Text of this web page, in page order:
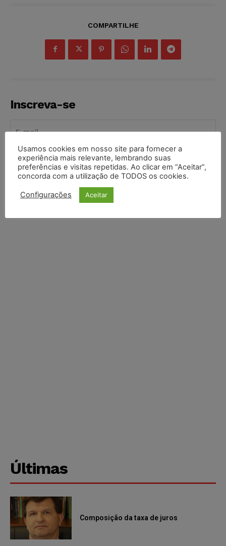
COMPARTILHE
Inscreva-se
INSCREVER
Últimas
Composição da taxa de juros
Usamos cookies em nosso site para fornecer a
experiência mais relevante, lembrando suas
preferências e visitas repetidas. Ao clicar em “Aceitar”,
concorda com a utilização de TODOS os cookies.
Configurações Aceitar